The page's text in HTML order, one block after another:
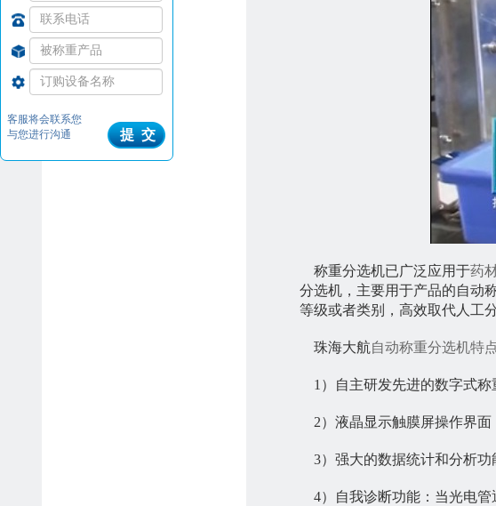
客服将会联系您
与您进行沟通
提 交
称重分选机已广泛应用于药
分选机，主要用于产品的自动
等级或者类别，高效取代人工
珠海大航自动称重分选机特
1）自主研发先进的数字式称
2）液晶显示触膜屏操作界面
3）强大的数据统计和分析功
4）自我诊断功能：当光电管